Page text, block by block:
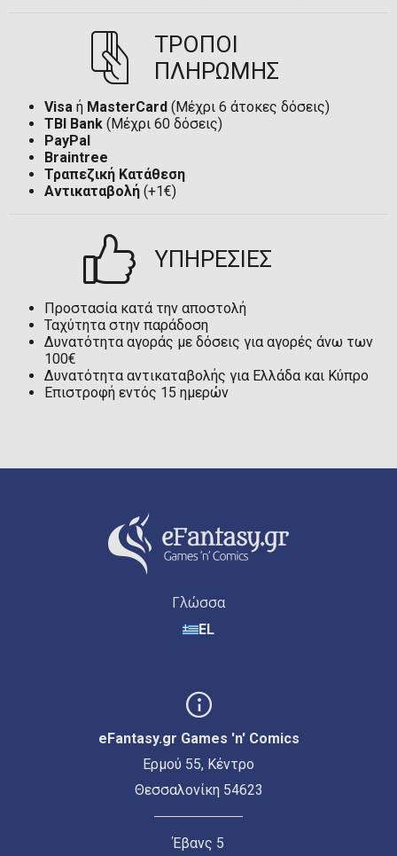
ΤΡΟΠΟΙ
ΠΛΗΡΩΜΗΣ
Visa ή MasterCard (Μέχρι 6 άτοκες δόσεις)
TBI Bank (Μέχρι 60 δόσεις)
PayPal
Braintree
Τραπεζική Κατάθεση
Αντικαταβολή (+1€)
ΥΠΗΡΕΣΙΕΣ
Προστασία κατά την αποστολή
Ταχύτητα στην παράδοση
Δυνατότητα αγοράς με δόσεις για αγορές άνω των
100€
Δυνατότητα αντικαταβολής για Ελλάδα και Κύπρο
Επιστροφή εντός 15 ημερών
Γλώσσα
EL
eFantasy.gr Games 'n' Comics
Ερμού 55, Κέντρο
Θεσσαλονίκη 54623
Έβανς 5